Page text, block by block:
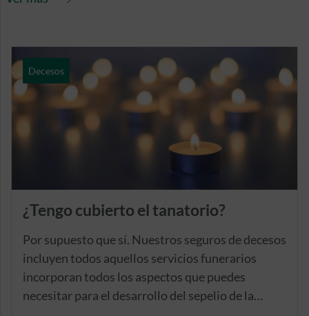
Decesos
¿Tengo cubierto el tanatorio?
Por supuesto que sí. Nuestros seguros de decesos
incluyen todos aquellos servicios funerarios
incorporan todos los aspectos que puedes
necesitar para el desarrollo del sepelio de la